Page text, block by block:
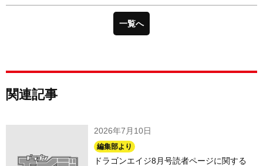
一覧へ
関連記事
2026年7月10日
編集部より
ドラゴンエイジ8月号読者ページに関する